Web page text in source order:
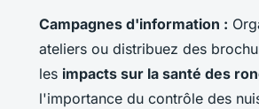
Campagnes d'information :
ateliers ou distribuez des
les impacts sur la santé des
l'importance du contrôle des